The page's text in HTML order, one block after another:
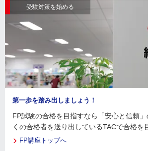
受験対策を始める
第一歩を踏み出しましょう！
FP試験の合格を目指すなら「安心と信頼
くの合格者を送り出しているTACで合格を
FP講座トップへ